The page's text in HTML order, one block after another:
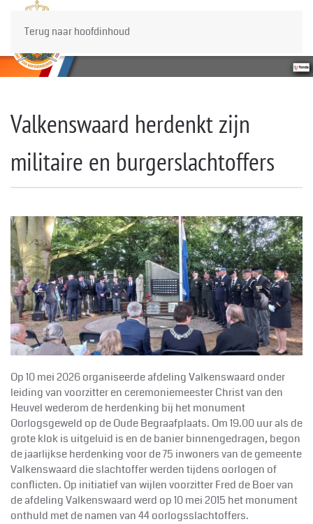
Terug naar hoofdinhoud
Valkenswaard herdenkt zijn
militaire en burgerslachtoffers
Op 10 mei 2026 organiseerde afdeling Valkenswaard onder
leiding van voorzitter en ceremoniemeester Christ van den
Heuvel wederom de herdenking bij het monument
Oorlogsgeweld op de Oude Begraafplaats. Om 19.00 uur als de
grote klok is uitgeluid is en de banier binnengedragen, begon
de jaarlijkse herdenking voor de 75 inwoners van de gemeente
Valkenswaard die slachtoffer werden tijdens oorlogen of
conflicten. Op initiatief van wijlen voorzitter Fred de Boer van
de afdeling Valkenswaard werd op 10 mei 2015 het monument
onthuld met de namen van 44 oorlogsslachtoffers.